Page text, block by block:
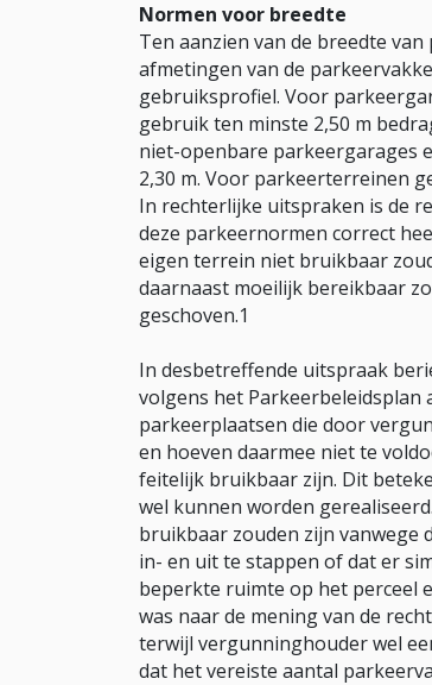
Normen voor breedte
Ten aanzien van de breedte
afmetingen van de
gebruiksprofiel. Voor
gebruik ten minste 2,50 m
niet-openbare parkeergarages
2,30 m. Voor parkeerterreinen
In rechterlijke uitspraken is de
deze parkeernormen correct
eigen terrein niet bruikbaar
daarnaast moeilijk bereikbaar
geschoven.1
In desbetreffende uitspraak
volgens het Parkeerbeleidsplan
parkeerplaatsen die door
en hoeven daarmee niet te
feitelijk bruikbaar zijn. Dit
wel kunnen worden
bruikbaar zouden zijn vanwege
in- en uit te stappen of dat er
beperkte ruimte op het perceel
was naar de mening van de
terwijl vergunninghouder wel
dat het vereiste aantal